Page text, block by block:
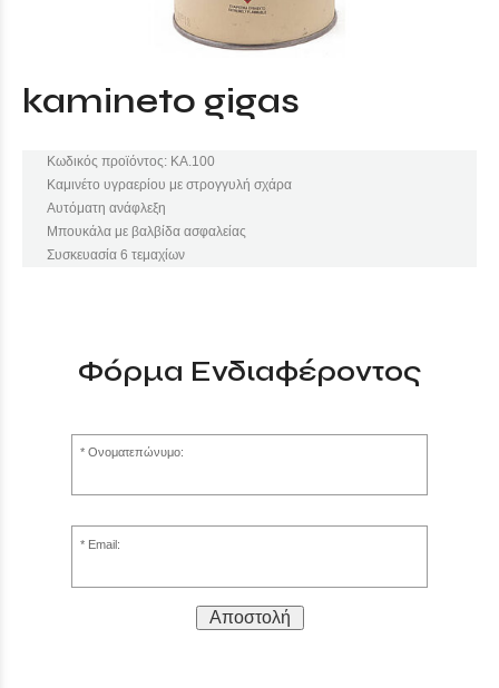
kamineto gigas
Κωδικός προϊόντος: ΚΑ.100
Καμινέτο υγραερίου με στρογγυλή σχάρα
Αυτόματη ανάφλεξη
Μπουκάλα με βαλβίδα ασφαλείας
Συσκευασία 6 τεμαχίων
Φόρμα Ενδιαφέροντος
Ονοματεπώνυμο:
Email:
Αποστολή